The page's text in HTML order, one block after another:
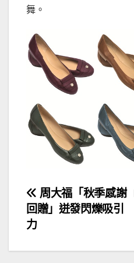
舞。
文
章
導
周大福「秋季感謝
回贈」迸發閃爍吸引
力